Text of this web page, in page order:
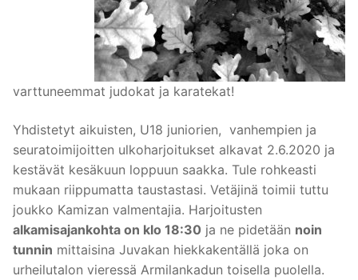
varttuneemmat judokat ja karatekat!
Yhdistetyt aikuisten, U18 juniorien, vanhempien ja
seuratoimijoitten ulkoharjoitukset alkavat 2.6.2020 ja
kestävät kesäkuun loppuun saakka. Tule rohkeasti
mukaan riippumatta taustastasi. Vetäjinä toimii tuttu
joukko Kamizan valmentajia. Harjoitusten
alkamisajankohta on klo 18:30 ja ne pidetään noin
tunnin mittaisina Juvakan hiekkakentällä joka on
urheilutalon vieressä Armilankadun toisella puolella.